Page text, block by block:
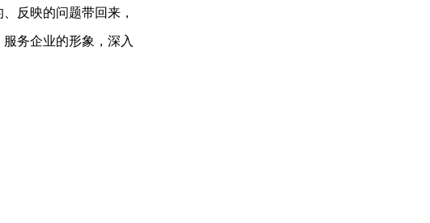
反映的问题带回来，
务企业的形象，深入